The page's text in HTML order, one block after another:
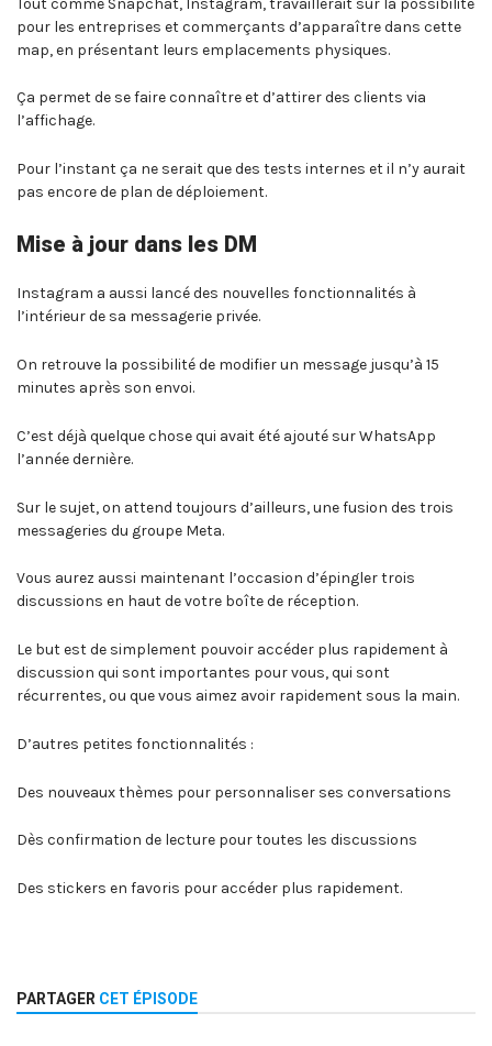
pour les entreprises et commerçants d’apparaître dans cette
map, en présentant leurs emplacements physiques.
Ça permet de se faire connaître et d’attirer des clients via
l’affichage.
Pour l’instant ça ne serait que des tests internes et il n’y aurait
pas encore de plan de déploiement.
Mise à jour dans les DM
Instagram a aussi lancé des nouvelles fonctionnalités à
l’intérieur de sa messagerie privée.
On retrouve la possibilité de modifier un message jusqu’à 15
minutes après son envoi.
C’est déjà quelque chose qui avait été ajouté sur WhatsApp
l’année dernière.
Sur le sujet, on attend toujours d’ailleurs, une fusion des trois
messageries du groupe Meta.
Vous aurez aussi maintenant l’occasion d’épingler trois
discussions en haut de votre boîte de réception.
Le but est de simplement pouvoir accéder plus rapidement à
discussion qui sont importantes pour vous, qui sont
récurrentes, ou que vous aimez avoir rapidement sous la main.
D’autres petites fonctionnalités :
Des nouveaux thèmes pour personnaliser ses conversations
Dès confirmation de lecture pour toutes les discussions
Des stickers en favoris pour accéder plus rapidement.
PARTAGER CET ÉPISODE